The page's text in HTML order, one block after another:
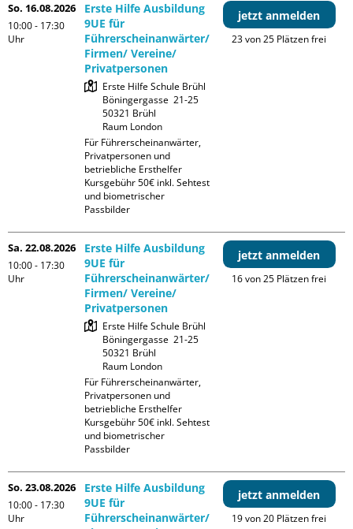
So. 16.08.2026
10:00 - 17:30
Uhr
Erste Hilfe Ausbildung
9UE für
Führerscheinanwärter/
Firmen/ Vereine/
Privatpersonen
Erste Hilfe Schule Brühl
Böningergasse  21-25
50321 Brühl
Raum London
Für Führerscheinanwärter,
Privatpersonen und
betriebliche Ersthelfer
Kursgebühr 50€ inkl. Sehtest
und biometrischer
Passbilder
jetzt anmelden
23 von 25 Plätzen frei
Sa. 22.08.2026
10:00 - 17:30
Uhr
Erste Hilfe Ausbildung
9UE für
Führerscheinanwärter/
Firmen/ Vereine/
Privatpersonen
Erste Hilfe Schule Brühl
Böningergasse  21-25
50321 Brühl
Raum London
Für Führerscheinanwärter,
Privatpersonen und
betriebliche Ersthelfer
Kursgebühr 50€ inkl. Sehtest
und biometrischer
Passbilder
jetzt anmelden
16 von 25 Plätzen frei
So. 23.08.2026
10:00 - 17:30
Uhr
Erste Hilfe Ausbildung
9UE für
Führerscheinanwärter/
jetzt anmelden
19 von 20 Plätzen frei